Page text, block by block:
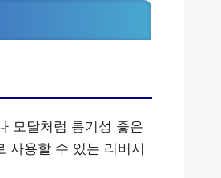
모달처럼 통기성 좋은
사용할 수 있는 리버시